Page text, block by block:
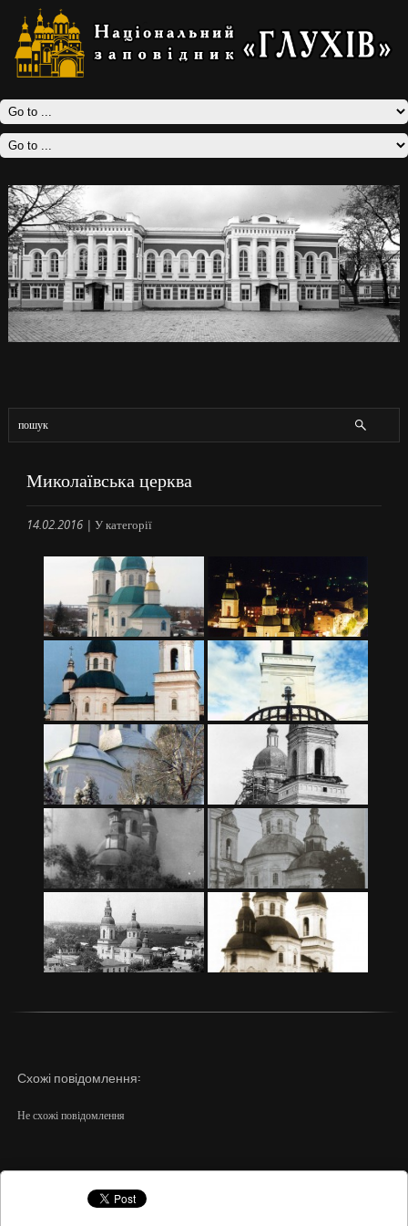
Миколаївська церква
14.02.2016| У категорії
Схожі повідомлення:
Не схожі повідомлення